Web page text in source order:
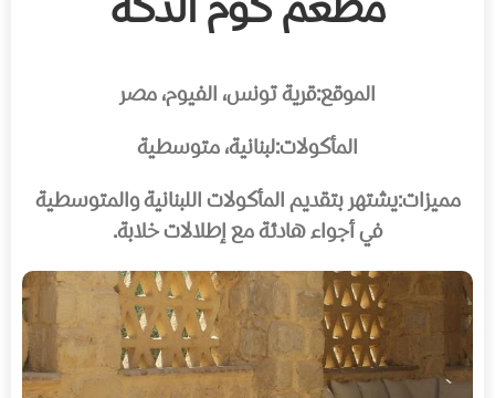
الموقع:قرية تونس، الفيوم، مصر
المأكولات:لبنانية، متوسطية
مميزات:يشتهر بتقديم المأكولات اللبنانية والمتوسطية
في أجواء هادئة مع إطلالات خلابة.